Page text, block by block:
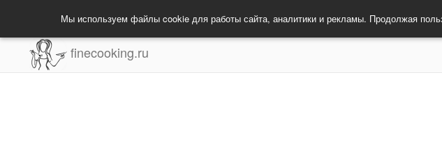
Мы используем файлы cookie для работы сайта, аналитики и рекламы. Продолжая
finecooking.ru